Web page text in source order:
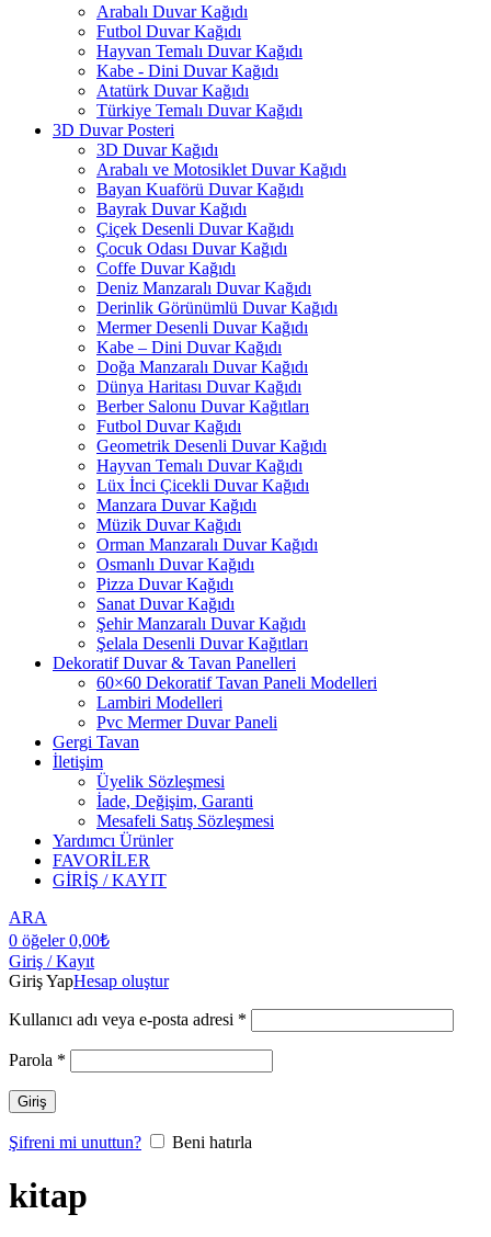
Arabalı Duvar Kağıdı
Futbol Duvar Kağıdı
Hayvan Temalı Duvar Kağıdı
Kabe - Dini Duvar Kağıdı
Atatürk Duvar Kağıdı
Türkiye Temalı Duvar Kağıdı
3D Duvar Posteri
3D Duvar Kağıdı
Arabalı ve Motosiklet Duvar Kağıdı
Bayan Kuaförü Duvar Kağıdı
Bayrak Duvar Kağıdı
Çiçek Desenli Duvar Kağıdı
Çocuk Odası Duvar Kağıdı
Coffe Duvar Kağıdı
Deniz Manzaralı Duvar Kağıdı
Derinlik Görünümlü Duvar Kağıdı
Mermer Desenli Duvar Kağıdı
Kabe – Dini Duvar Kağıdı
Doğa Manzaralı Duvar Kağıdı
Dünya Haritası Duvar Kağıdı
Berber Salonu Duvar Kağıtları
Futbol Duvar Kağıdı
Geometrik Desenli Duvar Kağıdı
Hayvan Temalı Duvar Kağıdı
Lüx İnci Çicekli Duvar Kağıdı
Manzara Duvar Kağıdı
Müzik Duvar Kağıdı
Orman Manzaralı Duvar Kağıdı
Osmanlı Duvar Kağıdı
Pizza Duvar Kağıdı
Sanat Duvar Kağıdı
Şehir Manzaralı Duvar Kağıdı
Şelala Desenli Duvar Kağıtları
Dekoratif Duvar & Tavan Panelleri
60×60 Dekoratif Tavan Paneli Modelleri
Lambiri Modelleri
Pvc Mermer Duvar Paneli
Gergi Tavan
İletişim
Üyelik Sözleşmesi
İade, Değişim, Garanti
Mesafeli Satış Sözleşmesi
Yardımcı Ürünler
FAVORİLER
GİRİŞ / KAYIT
ARA
0 öğeler 0,00₺
Giriş / Kayıt
Giriş YapHesap oluştur
Kullanıcı adı veya e-posta adresi *
Parola *
Giriş
Şifreni mi unuttun? Beni hatırla
kitap